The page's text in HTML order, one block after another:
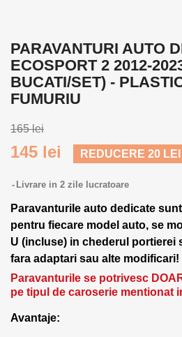
PARAVANTURI AUTO
ECOSPORT 2 2012-
BUCATI/SET) -
FUMURIU
165 lei
145 lei REDUCERE 20 LEI
Livrare in 2 zile lucratoare
Paravanturile auto dedicate
pentru fiecare model auto, se
U (incluse) in chederul portierei
fara adaptari sau alte modificari!
Paravanturile se potrivesc
pe tipul de caroserie mentionat
Avantaje: